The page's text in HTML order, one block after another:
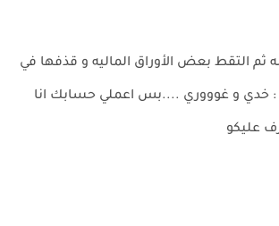
ثم التقط بعض الأوراق الماليه و قذفها في
: خدي و غوووري ....بس اعملي حسابك انا
عليكو